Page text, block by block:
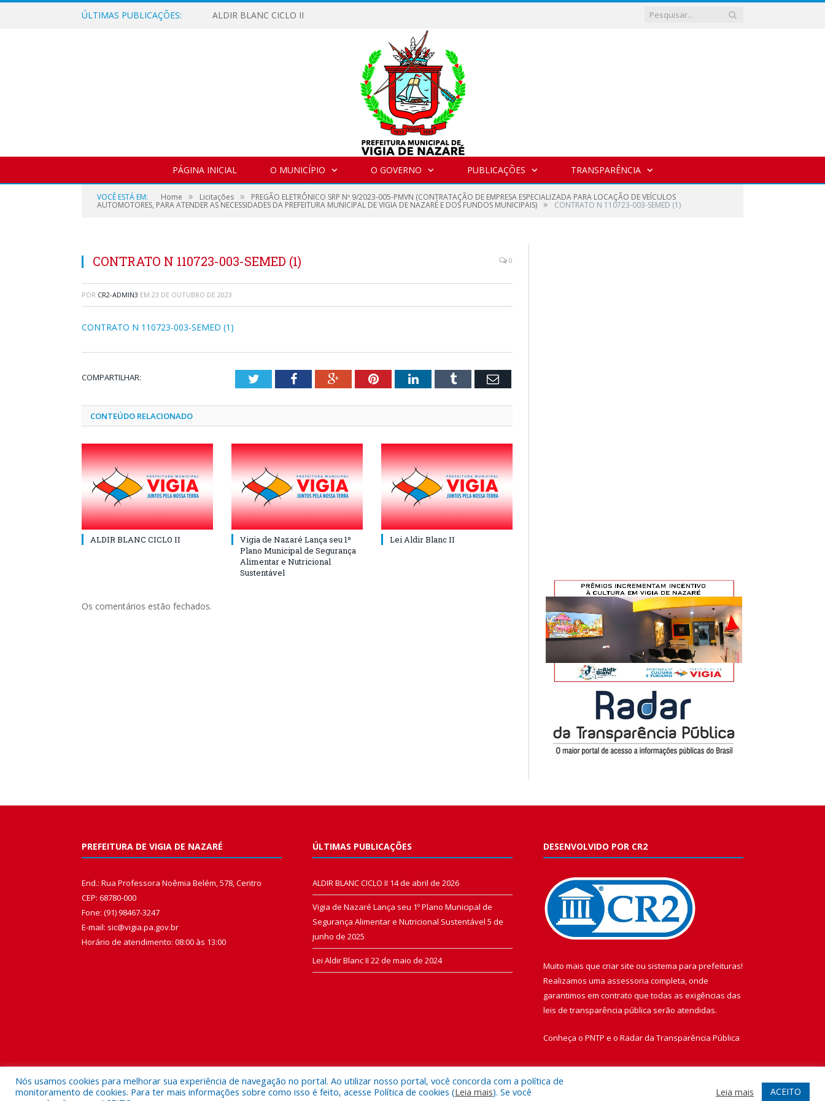
ÚLTIMAS PUBLICAÇÕES: ALDIR BLANC CICLO II
PÁGINA INICIAL O MUNICÍPIO O GOVERNO PUBLICAÇÕES TRANSPARÊNCIA
VOCÊ ESTÁ EM: Home » Licitações » PREGÃO ELETRÔNICO SRP Nº 9/2023-005-PMVN (CONTRATAÇÃO DE EMPRESA ESPECIALIZADA PARA LOCAÇÃO DE VEÍCULOS
AUTOMOTORES, PARA ATENDER AS NECESSIDADES DA PREFEITURA MUNICIPAL DE VIGIA DE NAZARÉ E DOS FUNDOS MUNICIPAIS) » CONTRATO N 110723-003-SEMED (1)
CONTRATO N 110723-003-SEMED (1) 0
POR CR2-ADMIN3 EM 23 DE OUTUBRO DE 2023
CONTRATO N 110723-003-SEMED (1)
COMPARTILHAR: TwitterFacebookGoogle+PinterestLinkedInTumblr Email
CONTEÚDO RELACIONADO
ALDIR BLANC CICLO II
Vigia de Nazaré Lança seu 1º
Plano Municipal de Segurança
Alimentar e Nutricional
Sustentável
Lei Aldir Blanc II
Os comentários estão fechados.
PREFEITURA DE VIGIA DE NAZARÉ
End.: Rua Professora Noêmia Belém, 578, Centro
CEP: 68780-000
Fone: (91) 98467-3247
E-mail: sic@vigia.pa.gov.br
Horário de atendimento: 08:00 às 13:00
ÚLTIMAS PUBLICAÇÕES
ALDIR BLANC CICLO II 14 de abril de 2026
Vigia de Nazaré Lança seu 1º Plano Municipal de
Segurança Alimentar e Nutricional Sustentável 5 de
junho de 2025
Lei Aldir Blanc II 22 de maio de 2024
DESENVOLVIDO POR CR2
Muito mais que criar site ou sistema para prefeituras!
Realizamos uma assessoria completa, onde
garantimos em contrato que todas as exigências das
leis de transparência pública serão atendidas.
Conheça o PNTP e o Radar da Transparência Pública
Nós usamos cookies para melhorar sua experiência de navegação no portal. Ao utilizar nosso portal, você concorda com a política de
monitoramento de cookies. Para ter mais informações sobre como isso é feito, acesse Política de cookies (Leia mais). Se você
Leia mais ACEITO